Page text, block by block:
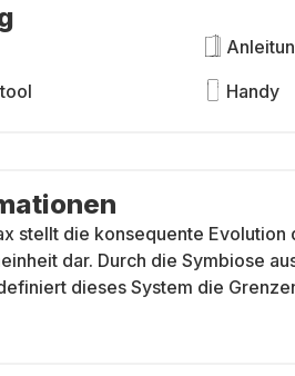
Handy
stellt die konsequente Evolution
dar. Durch die Symbiose
dieses System die